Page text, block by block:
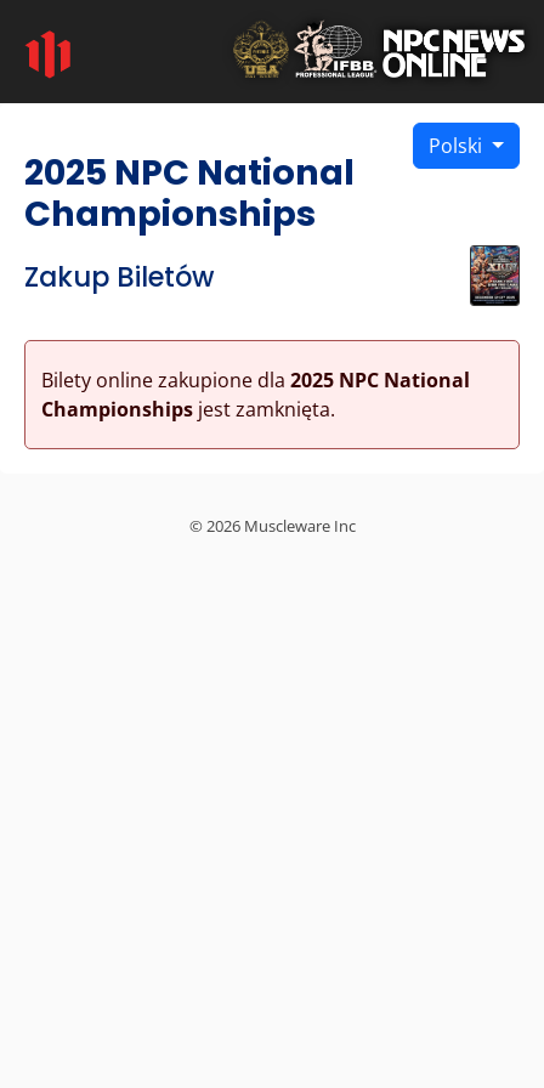
Polski
2025 NPC National
Championships
Zakup Biletów
Bilety online zakupione dla 2025 NPC National
Championshipsjest zamknięta.
© 2026 Muscleware Inc